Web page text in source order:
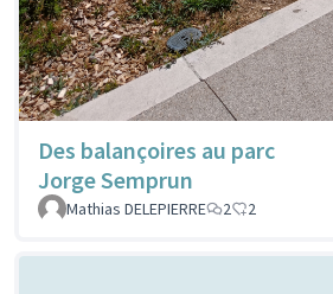
Des balançoires au parc
Jorge Semprun
Mathias DELEPIERRE
2 2